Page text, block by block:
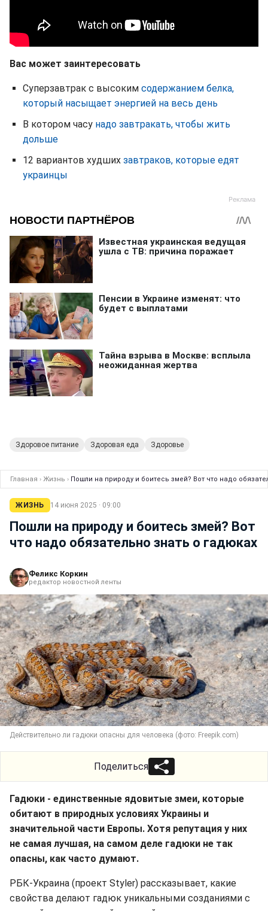
Вас может заинтересовать
Суперзавтрак с высоким содержанием белка,
который насыщает энергией на весь день
В котором часу надо завтракать, чтобы жить
дольше
12 вариантов худших завтраков, которые едят
украинцы
Здоровое питание Здоровая еда Здоровье
Главная › Жизнь › Пошли на природу и боитесь змей? Вот что надо
ЖИЗНЬ 14 июня 2025 · 09:00
Пошли на природу и боитесь змей? Вот
что надо обязательно знать о гадюках
Феликс Коркин
редактор новостной ленты
Действительно ли гадюки опасны для человека (фото: Freepik.com)
Поделиться
Гадюки - единственные ядовитые змеи, которые
обитают в природных условиях Украины и
значительной части Европы. Хотя репутация у них
не самая лучшая, на самом деле гадюки не так
опасны, как часто думают.
РБК-Украина (проект Styler) рассказывает, какие
свойства делают гадюк уникальными созданиями с